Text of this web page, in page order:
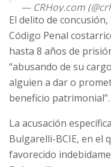
— CRHoy.com
El delito de
Código Penal
hasta 8 años de
“abusando de su
alguien a dar o
beneficio patrimonial”.
La acusación
Bulgarelli-BCIE, en el
favorecido